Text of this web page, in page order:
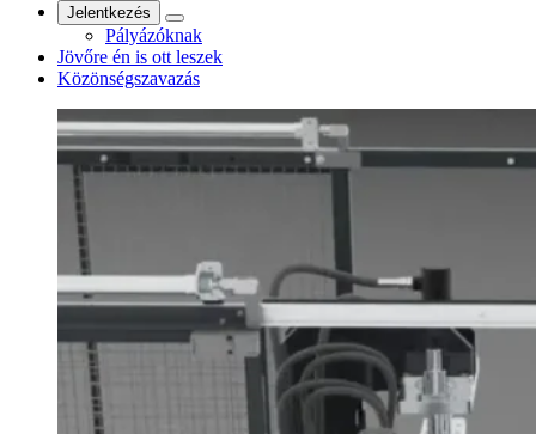
Jelentkezés
Pályázóknak
Jövőre én is ott leszek
Közönségszavazás